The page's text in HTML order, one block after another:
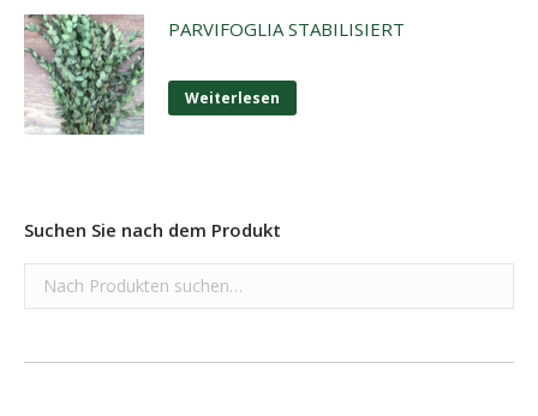
PARVIFOGLIA STABILISIERT
Weiterlesen
Suchen Sie nach dem Produkt